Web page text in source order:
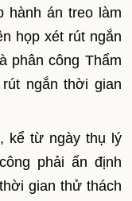
hành án treo làm
họp xét rút ngắn
phân công Thẩm
ngắn thời gian
kể từ ngày thụ lý
phải ấn định
gian thử thách